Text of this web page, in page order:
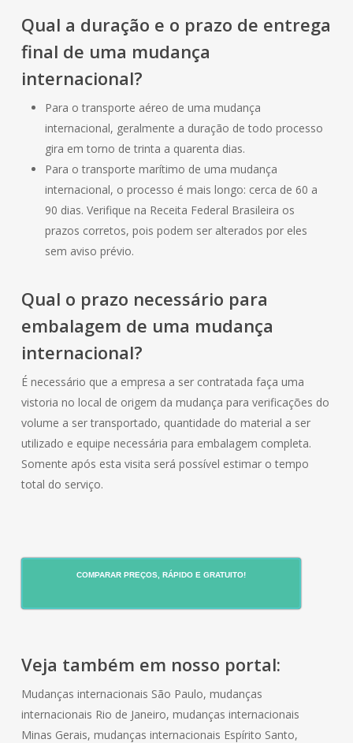
Qual a duração e o prazo de entrega
final de uma mudança
internacional?
Para o transporte aéreo de uma mudança
internacional, geralmente a duração de todo processo
gira em torno de trinta a quarenta dias.
Para o transporte marítimo de uma mudança
internacional, o processo é mais longo: cerca de 60 a
90 dias. Verifique na Receita Federal Brasileira os
prazos corretos, pois podem ser alterados por eles
sem aviso prévio.
Qual o prazo necessário para
embalagem de uma mudança
internacional?
É necessário que a empresa a ser contratada faça uma
vistoria no local de origem da mudança para verificações do
volume a ser transportado, quantidade do material a ser
utilizado e equipe necessária para embalagem completa.
Somente após esta visita será possível estimar o tempo
total do serviço.
COMPARAR PREÇOS, RÁPIDO E GRATUITO!
Veja também em nosso portal:
Mudanças internacionais São Paulo, mudanças
internacionais Rio de Janeiro, mudanças internacionais
Minas Gerais, mudanças internacionais Espírito Santo,